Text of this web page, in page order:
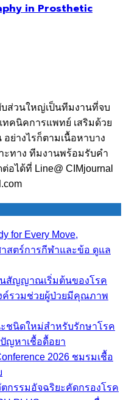
in Prosthetic
บส่วนใหญ่เป็นทีมงานที่จบ
คนิคการแพทย์ เสริมด้วย
ย่างไรก็ตามเนื้อหาบาง
ะทาง ทีมงานพร้อมรับคำ
ได้ที่ Line@ CIMjournal
for Every Move,
าสตร์การกีฬาและข้อ ดูแล
ป็นสัญญาณเริ่มต้นของโรค
ค์รวมช่วยผู้ป่วยมีคุณภาพ
ชนิดใหม่สำหรับรักษาโรค
ญหาเชื้อดื้อยา
2026 ชมรมเชื้อ
ตกรรมอัจฉริยะคัดกรองโรค